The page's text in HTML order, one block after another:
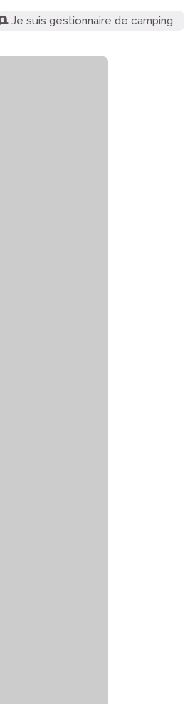
Je suis gestionnaire de camping